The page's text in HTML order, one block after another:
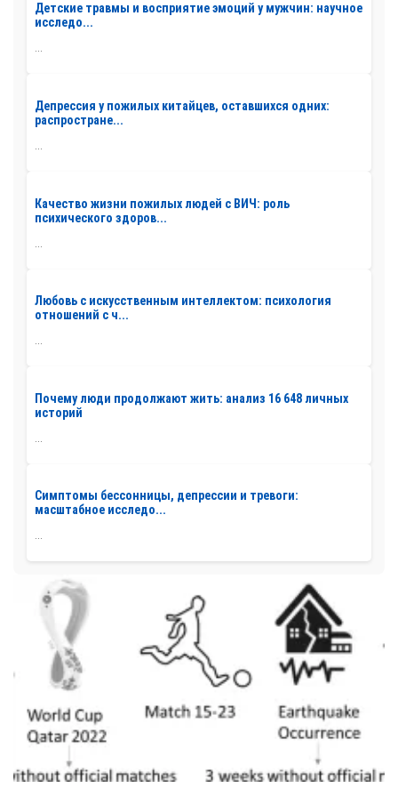
Детские травмы и восприятие эмоций у мужчин: научное
исследо...
...
Депрессия у пожилых китайцев, оставшихся одних:
распростране...
...
Качество жизни пожилых людей с ВИЧ: роль
психического здоров...
Любовь с искусственным интеллектом: психология
отношений с ч...
...
Почему люди продолжают жить: анализ 16 648 личных
историй
Симптомы бессонницы, депрессии и тревоги:
масштабное исследо...
...